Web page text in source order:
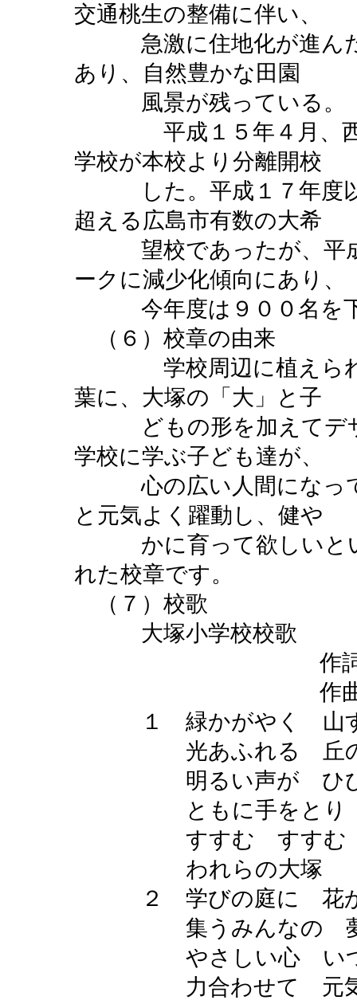
交通桃生の整備に伴い、
急激に住地化が進んだ
あり、自然豊かな田園
風景が残っている。
平成１５年４月、西
学校が本校より分離開校
した。平成１７年度以
超える広島市有数の大希
望校であったが、平成
ークに減少化傾向にあり、
今年度は９００名を下
（６）校章の由来
学校周辺に植えられ
葉に、大塚の「大」と子
どもの形を加えてデザ
学校に学ぶ子ども達が、
心の広い人間になって
と元気よく躍動し、健や
かに育って欲しいとい
れた校章です。
（７）校歌
大塚小学校校歌
作詞 校歌制
作曲 田中
１ 緑かがやく 山
光あふれる 丘
明るい声が ひび
ともに手をとり
すすむ すすむ
われらの大塚
２ 学びの庭に 花
集うみんなの 夢
やさしい心 いつ
力合わせて 元気